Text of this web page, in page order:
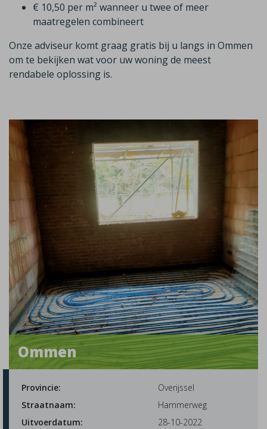
€ 10,50 per m² wanneer u twee of meer
maatregelen combineert
Onze adviseur komt graag gratis bij u langs in Ommen
om te bekijken wat voor uw woning de meest
rendabele oplossing is.
Ommen
Provincie:
Overijssel
Straatnaam:
Hammerweg
Uitvoerdatum:
28-10-2022